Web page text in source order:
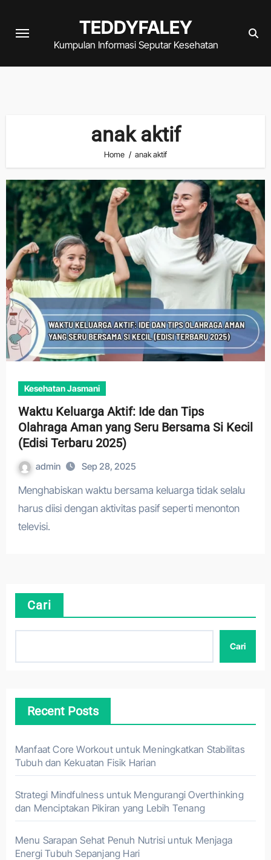
TEDDYFALEY
Kumpulan Informasi Seputar Kesehatan
anak aktif
Home anak aktif
Kesehatan Jasmani
Waktu Keluarga Aktif: Ide dan Tips
Olahraga Aman yang Seru Bersama Si Kecil
(Edisi Terbaru 2025)
admin Sep 28, 2025
Menghabiskan waktu bersama keluarga tidak selalu
harus diisi dengan aktivitas pasif seperti menonton
televisi.
Cari
Cari
Recent Posts
Manfaat Core Workout untuk Meningkatkan Stabilitas
Tubuh dan Kekuatan Fisik Harian
Strategi Mindfulness untuk Mengurangi Overthinking
dan Menciptakan Pikiran yang Lebih Tenang
Menu Sarapan Sehat Penuh Nutrisi untuk Menjaga
Energi Tubuh Sepanjang Hari